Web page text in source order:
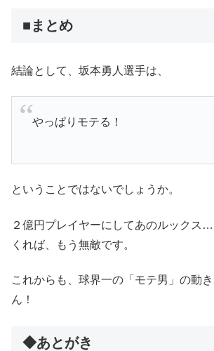
■まとめ
結論として、坂本勇人選手は、
やっぱりモテる！
ということではないでしょうか。
２億円プレイヤーにしてあのルックス
くれば、もう無敵です。
これからも、球界一の「モテ男」の動
ん！
◆あとがき